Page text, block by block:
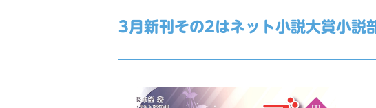
3月新刊その2はネット小説大賞小説